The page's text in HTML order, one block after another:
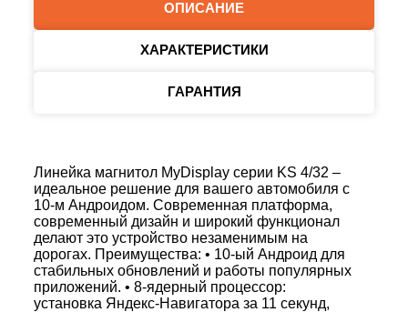
ОПИСАНИЕ
ХАРАКТЕРИСТИКИ
ГАРАНТИЯ
Линейка магнитол MyDisplay серии KS 4/32 –
идеальное решение для вашего автомобиля с
10‑м Андроидом. Современная платформа,
современный дизайн и широкий функционал
делают это устройство незаменимым на
дорогах. Преимущества: • 10‑ый Андроид для
стабильных обновлений и работы популярных
приложений. • 8‑ядерный процессор:
установка Яндекс‑Навигатора за 11 секунд,